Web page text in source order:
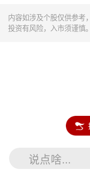
内容如涉及个股仅供参考
投资有风险，入市须谨慎。
说点啥...